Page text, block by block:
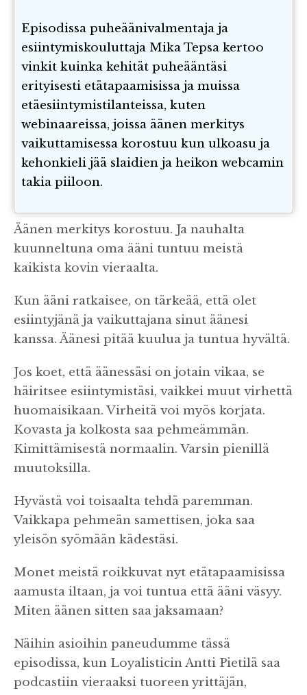
Episodissa puheäänivalmentaja ja
esiintymiskouluttaja Mika Tepsa kertoo
vinkit kuinka kehität puheääntäsi
erityisesti etätapaamisissa ja muissa
etäesiintymistilanteissa, kuten
webinaareissa, joissa äänen merkitys
vaikuttamisessa korostuu kun ulkoasu ja
kehonkieli jää slaidien ja heikon webcamin
takia piiloon.
Äänen merkitys korostuu. Ja nauhalta
kuunneltuna oma ääni tuntuu meistä
kaikista kovin vieraalta.
Kun ääni ratkaisee, on tärkeää, että olet
esiintyjänä ja vaikuttajana sinut äänesi
kanssa. Äänesi pitää kuulua ja tuntua hyvältä.
Jos koet, että äänessäsi on jotain vikaa, se
häiritsee esiintymistäsi, vaikkei muut virhettä
huomaisikaan. Virheitä voi myös korjata.
Kovasta ja kolkosta saa pehmeämmän.
Kimittämisestä normaalin. Varsin pienillä
muutoksilla.
Hyvästä voi toisaalta tehdä paremman.
Vaikkapa pehmeän samettisen, joka saa
yleisön syömään kädestäsi.
Monet meistä roikkuvat nyt etätapaamisissa
aamusta iltaan, ja voi tuntua että ääni väsyy.
Miten äänen sitten saa jaksamaan?
Näihin asioihin paneudumme tässä
episodissa, kun Loyalisticin Antti Pietilä saa
podcastiin vieraaksi tuoreen yrittäjän,